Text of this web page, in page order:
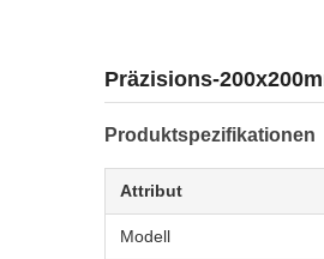
Präzisions-
Produktspezifikationen
Attribut
Modell